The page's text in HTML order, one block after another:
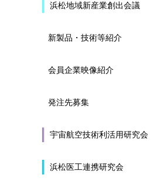
浜松地域新産業創出会議
新製品・技術等紹介
会員企業映像紹介
発注先募集
宇宙航空技術利活用研究会
浜松医工連携研究会